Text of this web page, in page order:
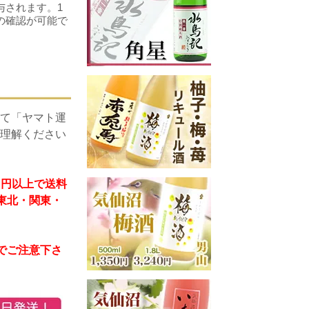
されます。1
確認が可能で
「ヤマト運
解ください
以上で送料
・関東・
ご注意下さ